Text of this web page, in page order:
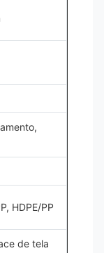
HDPE/PP
de tela